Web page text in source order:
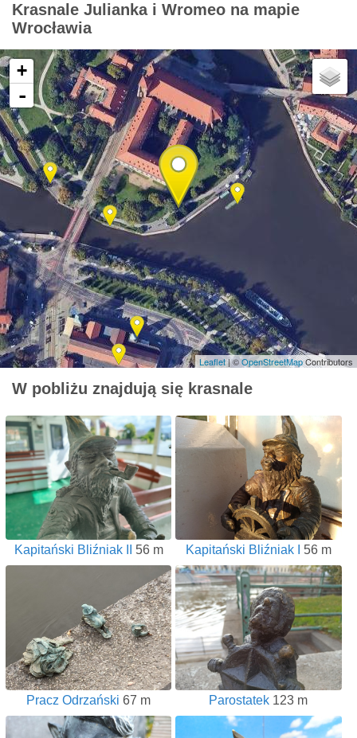
Krasnale Julianka i Wromeo na mapie
Wrocławia
+
-
Leaflet| ©OpenStreetMapContributors
W pobliżu znajdują się krasnale
Kapitański Bliźniak II 56 m Kapitański Bliźniak I 56 m
Pracz Odrzański 67 m Parostatek 123 m